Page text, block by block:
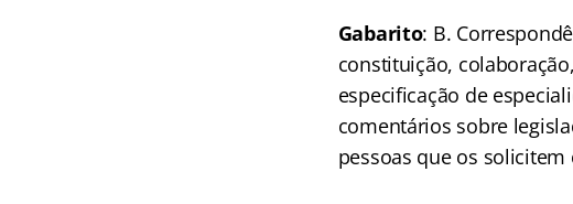
Gabarito: B.
constituição,
especificação de
comentários sobre
pessoas que os